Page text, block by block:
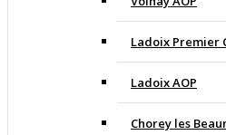
Ladoix Premier
Ladoix AOP
Chorey les